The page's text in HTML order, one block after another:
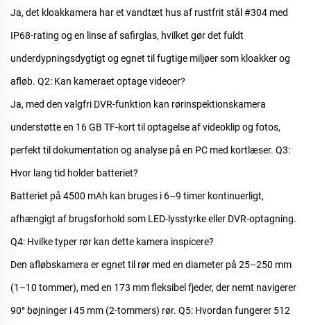
Ja, det kloakkamera har et vandtæt hus af rustfrit stål #304 med
IP68-rating og en linse af safirglas, hvilket gør det fuldt
underdypningsdygtigt og egnet til fugtige miljøer som kloakker og
afløb. Q2: Kan kameraet optage videoer?
Ja, med den valgfri DVR-funktion kan rørinspektionskamera
understøtte en 16 GB TF-kort til optagelse af videoklip og fotos,
perfekt til dokumentation og analyse på en PC med kortlæser. Q3:
Hvor lang tid holder batteriet?
Batteriet på 4500 mAh kan bruges i 6–9 timer kontinuerligt,
afhængigt af brugsforhold som LED-lysstyrke eller DVR-optagning.
Q4: Hvilke typer rør kan dette kamera inspicere?
Den afløbskamera er egnet til rør med en diameter på 25–250 mm
(1–10 tommer), med en 173 mm fleksibel fjeder, der nemt navigerer
90° bøjninger i 45 mm (2-tommers) rør. Q5: Hvordan fungerer 512